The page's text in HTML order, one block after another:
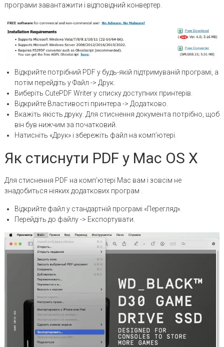
програми завантажити і відповідний конвертер.
Відкрийте потрібний PDF у будь-якій підтримуваній програмі, а
потім перейдіть у Файл -> Друк.
Виберіть CutePDF Writer у списку доступних принтерів.
Відкрийте Властивості принтера -> Додатково.
Вкажіть якість друку. Для стиснення документа потрібно, щоб
він був нижчим за початковий.
Натисніть «Друк» і збережіть файл на комп’ютері.
Як стиснути PDF у Mac OS X
Для стиснення PDF на комп’ютері Mac вам і зовсім не
знадобиться ніяких додаткових програм .
Відкрийте файл у стандартній програмі «Перегляд».
Перейдіть до файлу -> Експортувати.